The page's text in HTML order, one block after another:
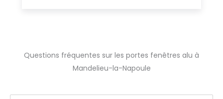
Questions fréquentes sur les portes fenêtres alu à
Mandelieu-la-Napoule